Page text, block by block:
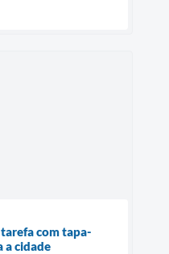
com tapa-
a cidade